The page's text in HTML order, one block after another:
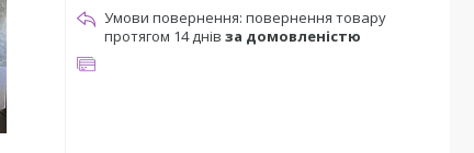
повернення товару
протягом 14 днів за домовленістю